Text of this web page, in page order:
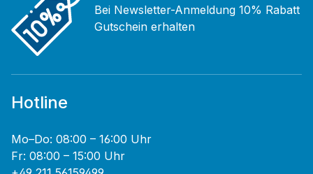
Bei Newsletter-Anmeldung 10% Rabatt
Gutschein erhalten
Hotline
Mo–Do: 08:00 – 16:00 Uhr
Fr: 08:00 – 15:00 Uhr